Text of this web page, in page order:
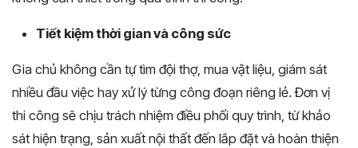
Tiết kiệm thời gian và công sức
Gia chủ không cần tự tìm đội thợ, mua vật liệu, giám sát
nhiều đầu việc hay xử lý từng công đoạn riêng lẻ. Đơn vị
thi công sẽ chịu trách nhiệm điều phối quy trình, từ khảo
sát hiện trạng, sản xuất nội thất đến lắp đặt và hoàn thiện